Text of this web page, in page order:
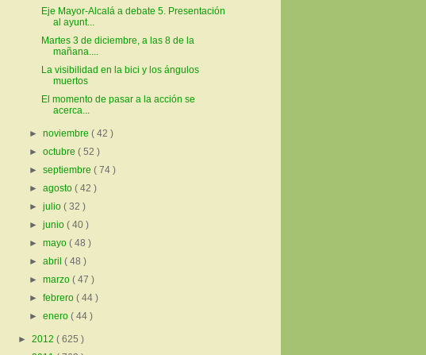
Eje Mayor-Alcalá a debate 5. Presentación
al ayunt...
Martes 3 de diciembre, a las 8 de la
mañana....
La visibilidad en la bici y los ángulos
muertos
El momento de pasar a la acción se
acerca...
►noviembre( 42 )
►octubre( 52 )
►septiembre( 74 )
►agosto( 42 )
►julio( 32 )
►junio( 40 )
►mayo( 48 )
►abril( 48 )
►marzo( 47 )
►febrero( 44 )
►enero( 44 )
► 2012 ( 625 )